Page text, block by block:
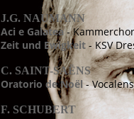
J.G. NAUMANN
Aci e Galatea-
Zeit und Ewigkeit - KSV
C. SAINT-SAËNS
Oratorio de Noël-
F. SCHUBERT